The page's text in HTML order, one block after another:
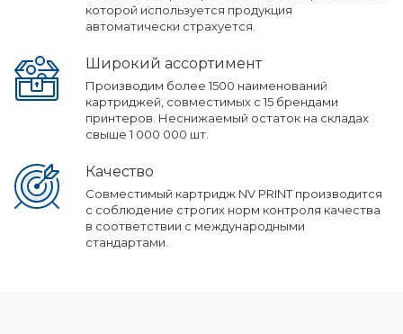
которой используется продукция
автоматически страхуется.
Широкий ассортимент
Производим более 1500 наименований
картриджей, совместимых с 15 брендами
принтеров. Неснижаемый остаток на складах
свыше 1 000 000 шт.
Качество
Совместимый картридж NV PRINT производится
с соблюдение строгих норм контроля качества
в соответствии с международными
стандартами.